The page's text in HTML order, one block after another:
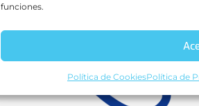
funciones.
Política de CookiesPolítica de